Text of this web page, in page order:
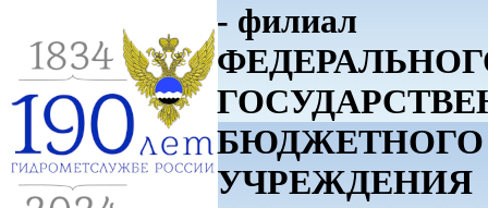
- филиал
БЮДЖЕТНОГО
УЧРЕЖДЕНИЯ